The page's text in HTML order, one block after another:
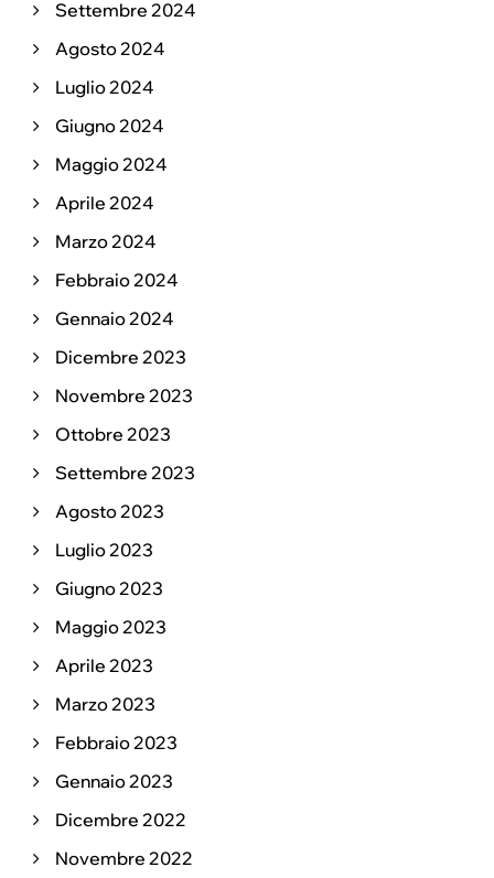
Settembre 2024
Agosto 2024
Luglio 2024
Giugno 2024
Maggio 2024
Aprile 2024
Marzo 2024
Febbraio 2024
Gennaio 2024
Dicembre 2023
Novembre 2023
Ottobre 2023
Settembre 2023
Agosto 2023
Luglio 2023
Giugno 2023
Maggio 2023
Aprile 2023
Marzo 2023
Febbraio 2023
Gennaio 2023
Dicembre 2022
Novembre 2022